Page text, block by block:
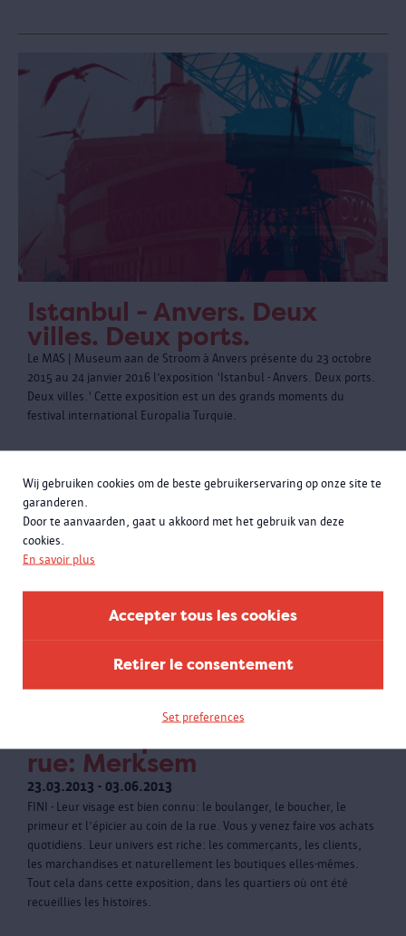
Wij gebruiken cookies om de beste gebruikerservaring op onze site te
garanderen.
Door te aanvaarden, gaat u akkoord met het gebruik van deze
cookies.
En savoir plus
Accepter tous les cookies
Retirer le consentement
Set preferences
Istanbul - Anvers. Deux
villes. Deux ports.
Le MAS | Museum aan de Stroom à Anvers présente du 23 octobre
2015 au 24 janvier 2016 l’exposition 'Istanbul - Anvers. Deux ports.
Deux villes.' Cette exposition est un des grands moments du
festival international Europalia Turquie.
rue: Merksem
23.03.2013 - 03.06.2013
FINI - Leur visage est bien connu: le boulanger, le boucher, le
primeur et l’épicier au coin de la rue. Vous y venez faire vos achats
quotidiens. Leur univers est riche: les commerçants, les clients,
les marchandises et naturellement les boutiques elles-mêmes.
Tout cela dans cette exposition, dans les quartiers où ont été
recueillies les histoires.